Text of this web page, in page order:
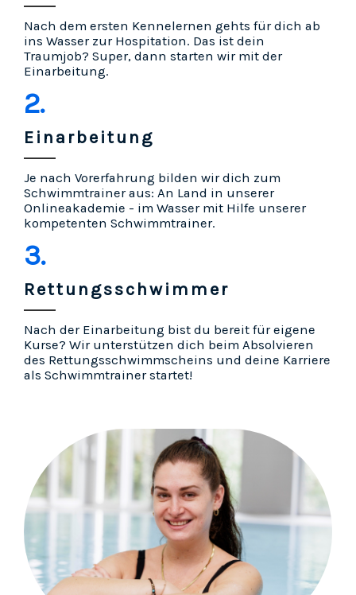
Nach dem ersten Kennelernen gehts für dich ab
ins Wasser zur Hospitation. Das ist dein
Traumjob? Super, dann starten wir mit der
Einarbeitung.
2.
Einarbeitung
Je nach Vorerfahrung bilden wir dich zum
Schwimmtrainer aus: An Land in unserer
Onlineakademie - im Wasser mit Hilfe unserer
kompetenten Schwimmtrainer.
3.
Rettungsschwimmer
Nach der Einarbeitung bist du bereit für eigene
Kurse? Wir unterstützen dich beim Absolvieren
des Rettungsschwimmscheins und deine Karriere
als Schwimmtrainer startet!